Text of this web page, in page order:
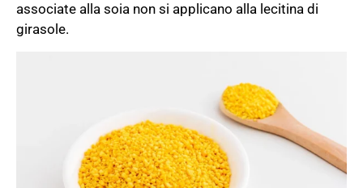
associate alla soia non si applicano alla lecitina di
girasole.